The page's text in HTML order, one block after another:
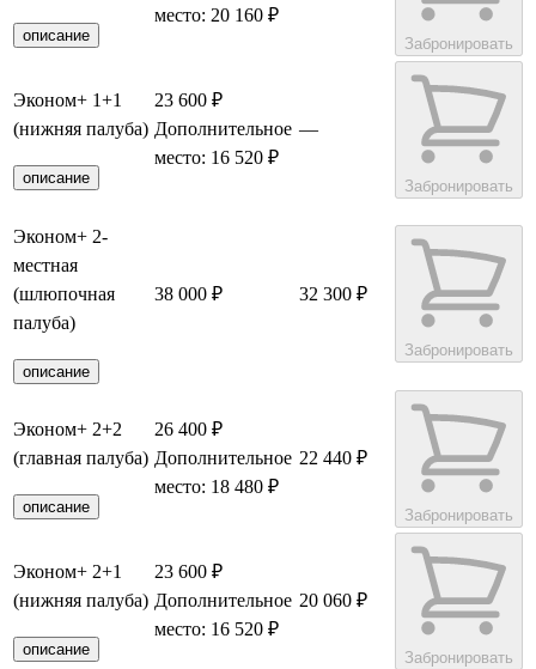
описание
место: 20 160 ₽
Забронировать
Эконом+ 1+1
(нижняя палуба)
описание
23 600 ₽
Дополнительное
место: 16 520 ₽
—
Забронировать
Эконом+ 2-
местная
(шлюпочная
палуба)
описание
38 000 ₽ 32 300 ₽
Забронировать
Эконом+ 2+2
(главная палуба)
описание
26 400 ₽
Дополнительное
место: 18 480 ₽
22 440 ₽
Забронировать
Эконом+ 2+1
(нижняя палуба)
описание
23 600 ₽
Дополнительное
место: 16 520 ₽
20 060 ₽
Забронировать